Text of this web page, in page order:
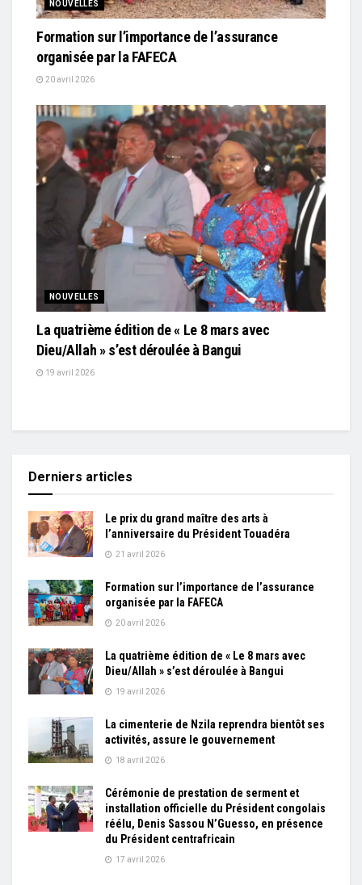
NOUVELLES
Formation sur l’importance de l’assurance
organisée par la FAFECA
20 avril 2026
NOUVELLES
La quatrième édition de « Le 8 mars avec
Dieu/Allah » s’est déroulée à Bangui
19 avril 2026
Derniers articles
Le prix du grand maître des arts à
l’anniversaire du Président Touadéra
21 avril 2026
Formation sur l’importance de l’assurance
organisée par la FAFECA
20 avril 2026
La quatrième édition de « Le 8 mars avec
Dieu/Allah » s’est déroulée à Bangui
19 avril 2026
La cimenterie de Nzila reprendra bientôt ses
activités, assure le gouvernement
18 avril 2026
Cérémonie de prestation de serment et
installation officielle du Président congolais
réélu, Denis Sassou N’Guesso, en présence
du Président centrafricain
17 avril 2026